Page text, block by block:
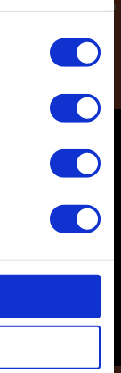
Tilmeld dig